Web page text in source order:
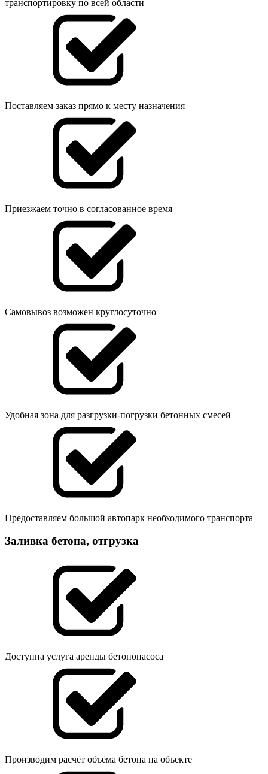
транспортировку по всей области
Поставляем заказ прямо к месту назначения
Приезжаем точно в согласованное время
Самовывоз возможен круглосуточно
Удобная зона для разгрузки-погрузки бетонных смесей
Предоставляем большой автопарк необходимого транспорта
Заливка бетона, отгрузка
Доступна услуга аренды бетононасоса
Производим расчёт объёма бетона на объекте